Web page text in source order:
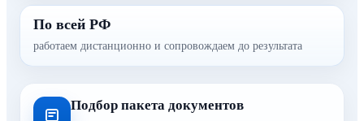
По всей РФ
работаем дистанционно и сопровождаем до результата
Подбор пакета документов